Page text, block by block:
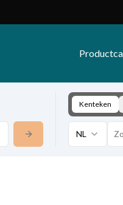
Kenteken
NL